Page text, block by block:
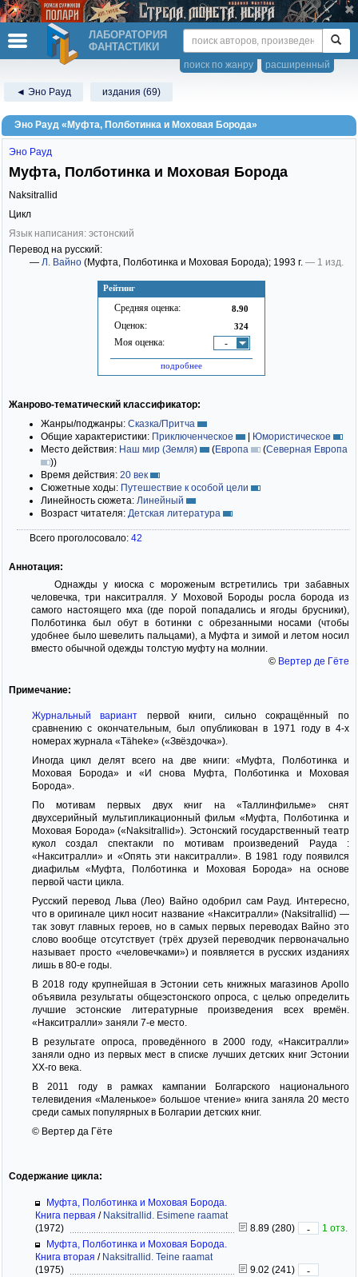
ЛАБОРАТОРИЯ
ФАНТАСТИКИ
расширенный
поиск по жанру
◄ Эно Рауд издания (69)
Эно Рауд «Муфта, Полботинка и Моховая Борода»
Рейтинг
Средняя оценка: 8.90
Оценок: 324
Моя оценка: -
подробнее
Эно Рауд
Муфта, Полботинка и Моховая Борода
Naksitrallid
Цикл
Язык написания: эстонский
Перевод на русский:
— Л. Вайно (Муфта, Полботинка и Моховая Борода); 1993 г. — 1 изд.
Жанрово-тематический классификатор:
Жанры/поджанры: Сказка/Притча
Общие характеристики: Приключенческое | Юмористическое
Место действия: Наш мир (Земля) (Европа (Северная Европа
))
Время действия: 20 век
Сюжетные ходы: Путешествие к особой цели
Линейность сюжета: Линейный
Возраст читателя: Детская литература
Всего проголосовало: 42
Аннотация:
Однажды у киоска с мороженым встретились три забавных
человечка, три накситралля. У Моховой Бороды росла борода из
самого настоящего мха (где порой попадались и ягоды брусники),
Полботинка был обут в ботинки с обрезанными носами (чтобы
удобнее было шевелить пальцами), а Муфта и зимой и летом носил
вместо обычной одежды толстую муфту на молнии.
© Вертер де Гёте
Примечание:
Журнальный вариант первой книги, сильно сокращённый по
сравнению с окончательным, был опубликован в 1971 году в 4-х
номерах журнала «Täheke» («Звёздочка»).
Иногда цикл делят всего на две книги: «Муфта, Полботинка и
Моховая Борода» и «И снова Муфта, Полботинка и Моховая
Борода».
По мотивам первых двух книг на «Таллинфильме» снят
двухсерийный мультипликационный фильм «Муфта, Полботинка и
Моховая Борода» («Naksitrallid»). Эстонский государственный театр
кукол создал спектакли по мотивам произведений Рауда :
«Накситралли» и «Опять эти накситралли». В 1981 году появился
диафильм «Муфта, Полботинка и Моховая Борода» на основе
первой части цикла.
Русский перевод Льва (Лео) Вайно одобрил сам Рауд. Интересно,
что в оригинале цикл носит название «Накситралли» (Naksitrallid) —
так зовут главных героев, но в самых первых переводах Вайно это
слово вообще отсутствует (трёх друзей переводчик первоначально
называет просто «человечками») и появляется в русских изданиях
лишь в 80-е годы.
В 2018 году крупнейшая в Эстонии сеть книжных магазинов Apollo
объявила результаты общеэстонского опроса, с целью определить
лучшие эстонские литературные произведения всех времён.
«Накситралли» заняли 7-е место.
В результате опроса, проведённого в 2000 году, «Накситралли»
заняли одно из первых мест в списке лучших детских книг Эстонии
XX-го века.
В 2011 году в рамках кампании Болгарского национального
телевидения «Маленькое» большое чтение» книга заняла 20 место
среди самых популярных в Болгарии детских книг.
© Вертер да Гёте
Содержание цикла:
Муфта, Полботинка и Моховая Борода.
Книга первая / Naksitrallid. Esimene raamat
(1972)
8.89 (280) -
1 отз.
Муфта, Полботинка и Моховая Борода.
Книга вторая / Naksitrallid. Teine raamat
(1975)
9.02 (241)
-